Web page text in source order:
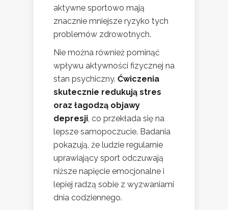
aktywne sportowo mają
znacznie mniejsze ryzyko tych
problemów zdrowotnych.
Nie można również pominąć
wpływu aktywności fizycznej na
stan psychiczny. Ćwiczenia
skutecznie redukują stres
oraz łagodzą objawy
depresji , co przekłada się na
lepsze samopoczucie. Badania
pokazują, że ludzie regularnie
uprawiający sport odczuwają
niższe napięcie emocjonalne i
lepiej radzą sobie z wyzwaniami
dnia codziennego.